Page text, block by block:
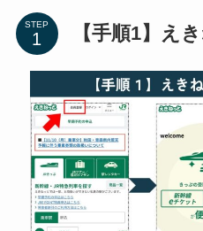
STEP 【手順1】え